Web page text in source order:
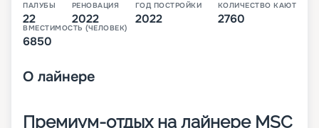
ПАЛУБЫ
22
РЕНОВАЦИЯ
2022
ГОД ПОСТРОЙКИ
2022
КОЛИЧЕСТВО КАЮТ
2760
ВМЕСТИМОСТЬ (ЧЕЛОВЕК)
6850
О лайнере
Премиум-отдых на лайнере MSC